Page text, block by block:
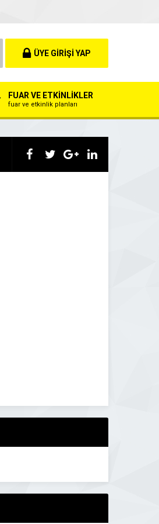
ÜYE GİRİŞİ YAP
FUAR VE ETKİNLİKLER
fuar ve etkinlik planları